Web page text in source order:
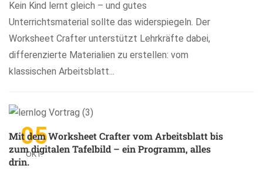
Kein Kind lernt gleich – und gutes
Unterrichtsmaterial sollte das widerspiegeln. Der
Worksheet Crafter unterstützt Lehrkräfte dabei,
differenzierte Materialien zu erstellen: vom
klassischen Arbeitsblatt...
05
OKT.
Mit dem Worksheet Crafter vom Arbeitsblatt bis
zum digitalen Tafelbild – ein Programm, alles
drin.